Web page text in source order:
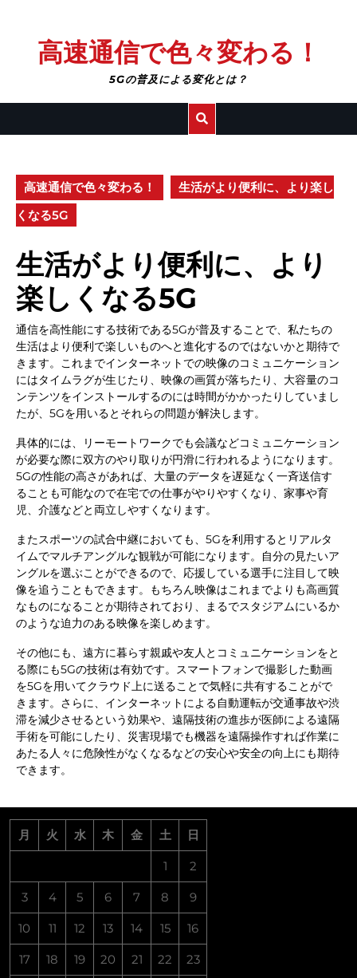
content
高速通信で色々変わる！
5Gの普及による変化とは？
高速通信で色々変わる！
生活がより便利に、より楽し
くなる5G
生活がより便利に、より
楽しくなる5G
通信を高性能にする技術である5Gが普及することで、私たちの
生活はより便利で楽しいものへと進化するのではないかと期待で
きます。これまでインターネットでの映像のコミュニケーション
にはタイムラグが生じたり、映像の画質が落ちたり、大容量のコ
ンテンツをインストールするのには時間がかかったりしていまし
たが、5Gを用いるとそれらの問題が解決します。
具体的には、リーモートワークでも会議などコミュニケーション
が必要な際に双方のやり取りが円滑に行われるようになります。
5Gの性能の高さがあれば、大量のデータを遅延なく一斉送信す
ることも可能なので在宅での仕事がやりやすくなり、家事や育
児、介護などと両立しやすくなります。
またスポーツの試合中継においても、5Gを利用するとリアルタ
イムでマルチアングルな観戦が可能になります。自分の見たいア
ングルを選ぶことができるので、応援している選手に注目して映
像を追うこともできます。もちろん映像はこれまでよりも高画質
なものになることが期待されており、まるでスタジアムにいるか
のような迫力のある映像を楽しめます。
その他にも、遠方に暮らす親戚や友人とコミュニケーションをと
る際にも5Gの技術は有効です。スマートフォンで撮影した動画
を5Gを用いてクラウド上に送ることで気軽に共有することがで
きます。さらに、インターネットによる自動運転が交通事故や渋
滞を減少させるという効果や、遠隔技術の進歩が医師による遠隔
手術を可能にしたり、災害現場でも機器を遠隔操作すれば作業に
あたる人々に危険性がなくなるなどの安心や安全の向上にも期待
できます。
月 火 水 木 金 土 日
1 2
3 4 5 6 7 8 9
10 11 12 13 14 15 16
17 18 19 20 21 22 23